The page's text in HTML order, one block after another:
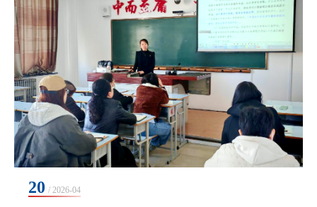
心副主任孙颐、技术开发处处长郭一娟分别主持。中国机械工业联
合会党委常委、副会长罗俊杰，中国人才研究会副会...
20 / 2026-04